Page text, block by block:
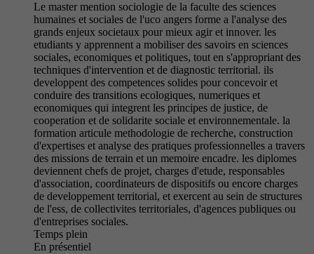
Le master mention sociologie de la faculte des sciences
humaines et sociales de l'uco angers forme a l'analyse des
grands enjeux societaux pour mieux agir et innover. les
etudiants y apprennent a mobiliser des savoirs en sciences
sociales, economiques et politiques, tout en s'appropriant des
techniques d'intervention et de diagnostic territorial. ils
developpent des competences solides pour concevoir et
conduire des transitions ecologiques, numeriques et
economiques qui integrent les principes de justice, de
cooperation et de solidarite sociale et environnementale. la
formation articule methodologie de recherche, construction
d'expertises et analyse des pratiques professionnelles a travers
des missions de terrain et un memoire encadre. les diplomes
deviennent chefs de projet, charges d'etude, responsables
d'association, coordinateurs de dispositifs ou encore charges
de developpement territorial, et exercent au sein de structures
de l'ess, de collectivites territoriales, d'agences publiques ou
d'entreprises sociales.
Temps plein
En présentiel